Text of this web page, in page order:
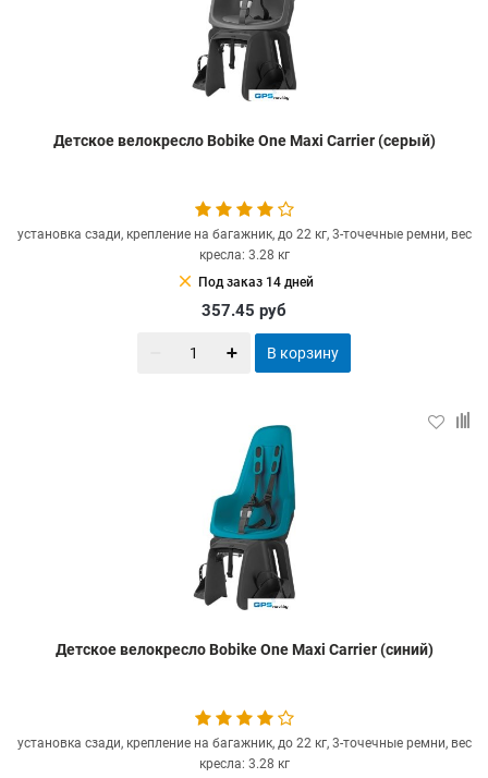
Детское велокресло Bobike One Maxi Carrier (серый)
установка сзади, крепление на багажник, до 22 кг, 3-точечные ремни, вес
кресла: 3.28 кг
clear Под заказ 14 дней
357.45 руб
В корзину
Детское велокресло Bobike One Maxi Carrier (синий)
установка сзади, крепление на багажник, до 22 кг, 3-точечные ремни, вес
кресла: 3.28 кг